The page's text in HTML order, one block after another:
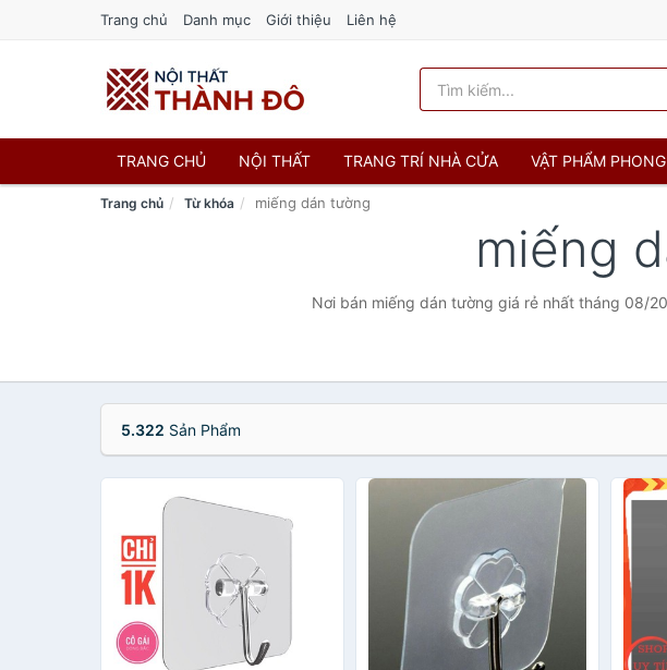
Trang chủ Danh mục Giới thiệu Liên hệ
TRANG CHỦ NỘI THẤT TRANG TRÍ NHÀ CỬA VẬT PHẨM
Trang chủ Từ khóa miếng dán tường
miếng
Nơi bán miếng dán tường giá rẻ nhất tháng 08/
5.322 Sản Phẩm